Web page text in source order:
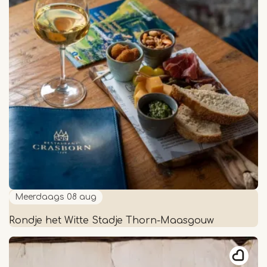
gids
Meerdaags 08 aug
Rondje het Witte Stadje Thorn-Maasgouw
Rondje
het